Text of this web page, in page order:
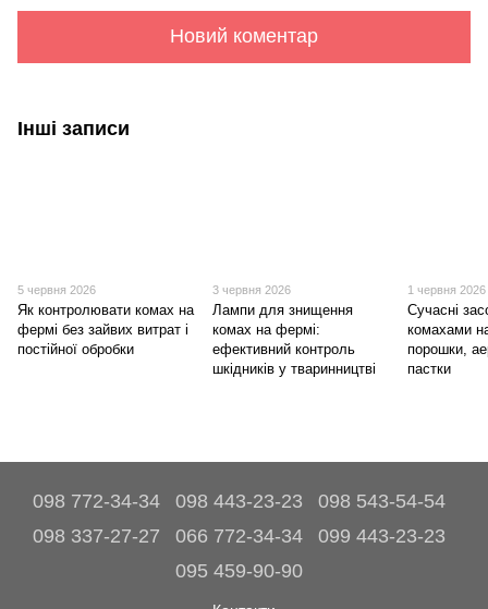
Новий коментар
Інші записи
5 червня 2026
Як контролювати комах на
фермі без зайвих витрат і
постійної обробки
3 червня 2026
Лампи для знищення
комах на фермі:
ефективний контроль
шкідників у тваринництві
1 червня 2026
Сучасні
комахами
порошки,
пастки
098 772-34-34 098 443-23-23
098 543-54-54
098 337-27-27
066 772-34-34
099 443-23-23
095 459-90-90